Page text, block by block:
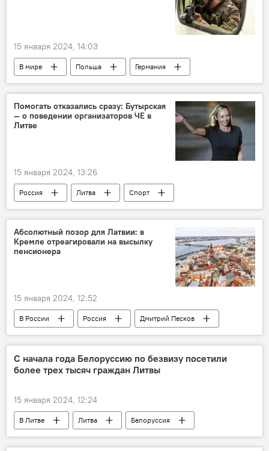
15 января 2024, 14:03
В мире Польша
Германия
военнослужащие
военные Литва
Помогать отказались сразу: Бутырская
— о поведении организаторов ЧЕ в
Литве
15 января 2024, 13:26
Россия Литва
Спорт
спорт
фигурное катание
спортсмены
Каунас
соревнования
Абсолютный позор для Латвии: в
Кремле отреагировали на высылку
пенсионера
15 января 2024, 12:52
В России Россия
Дмитрий Песков
Латвия
общество
депортация
высылка
дискриминация русских
дискриминация
граждане России
С начала года Белоруссию по безвизу посетили
более трех тысяч граждан Литвы
15 января 2024, 12:24
В Литве Литва
Белоруссия
Латвия
Польша
Общество